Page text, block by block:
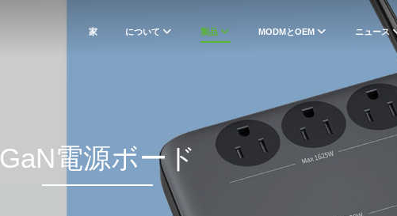
家 について 製品 MODMとOEM ニュース
GaN電源ボード